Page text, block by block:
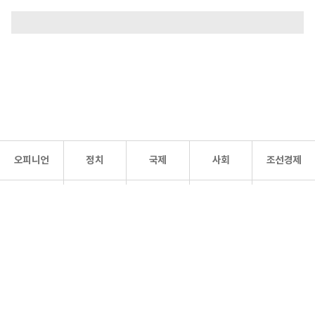
오피니언 정치 국제 사회 조선경제